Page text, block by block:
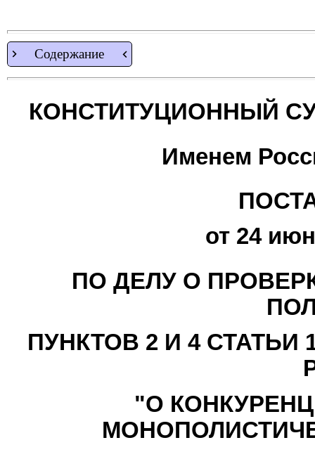
Содержание
КОНСТИТУЦИОННЫЙ
Именем
от 24
ПО ДЕЛУ О
ПУНКТОВ 2 И 4 СТАТЬИ
"О